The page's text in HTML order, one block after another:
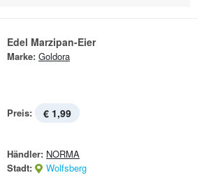
Edel Marzipan-Eier
Marke: Goldora
Preis: € 1,99
Händler: NORMA
Stadt:
Wolfsberg